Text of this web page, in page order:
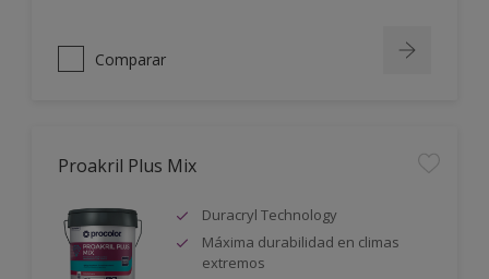
Comparar
Proakril Plus Mix
Duracryl Technology
Máxima durabilidad en climas
extremos